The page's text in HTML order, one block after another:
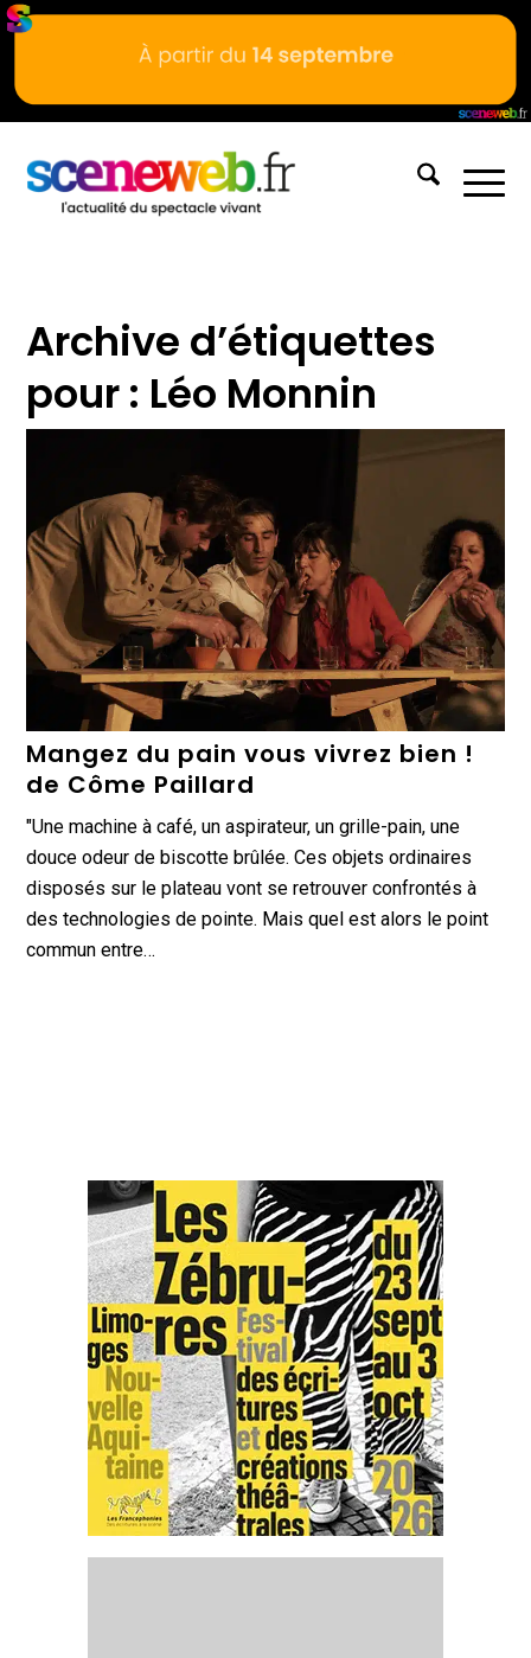
Archive d’étiquettes
pour : Léo Monnin
Mangez du pain vous vivrez bien !
de Côme Paillard
"Une machine à café, un aspirateur, un grille-pain, une
douce odeur de biscotte brûlée. Ces objets ordinaires
disposés sur le plateau vont se retrouver confrontés à
des technologies de pointe. Mais quel est alors le point
commun entre…